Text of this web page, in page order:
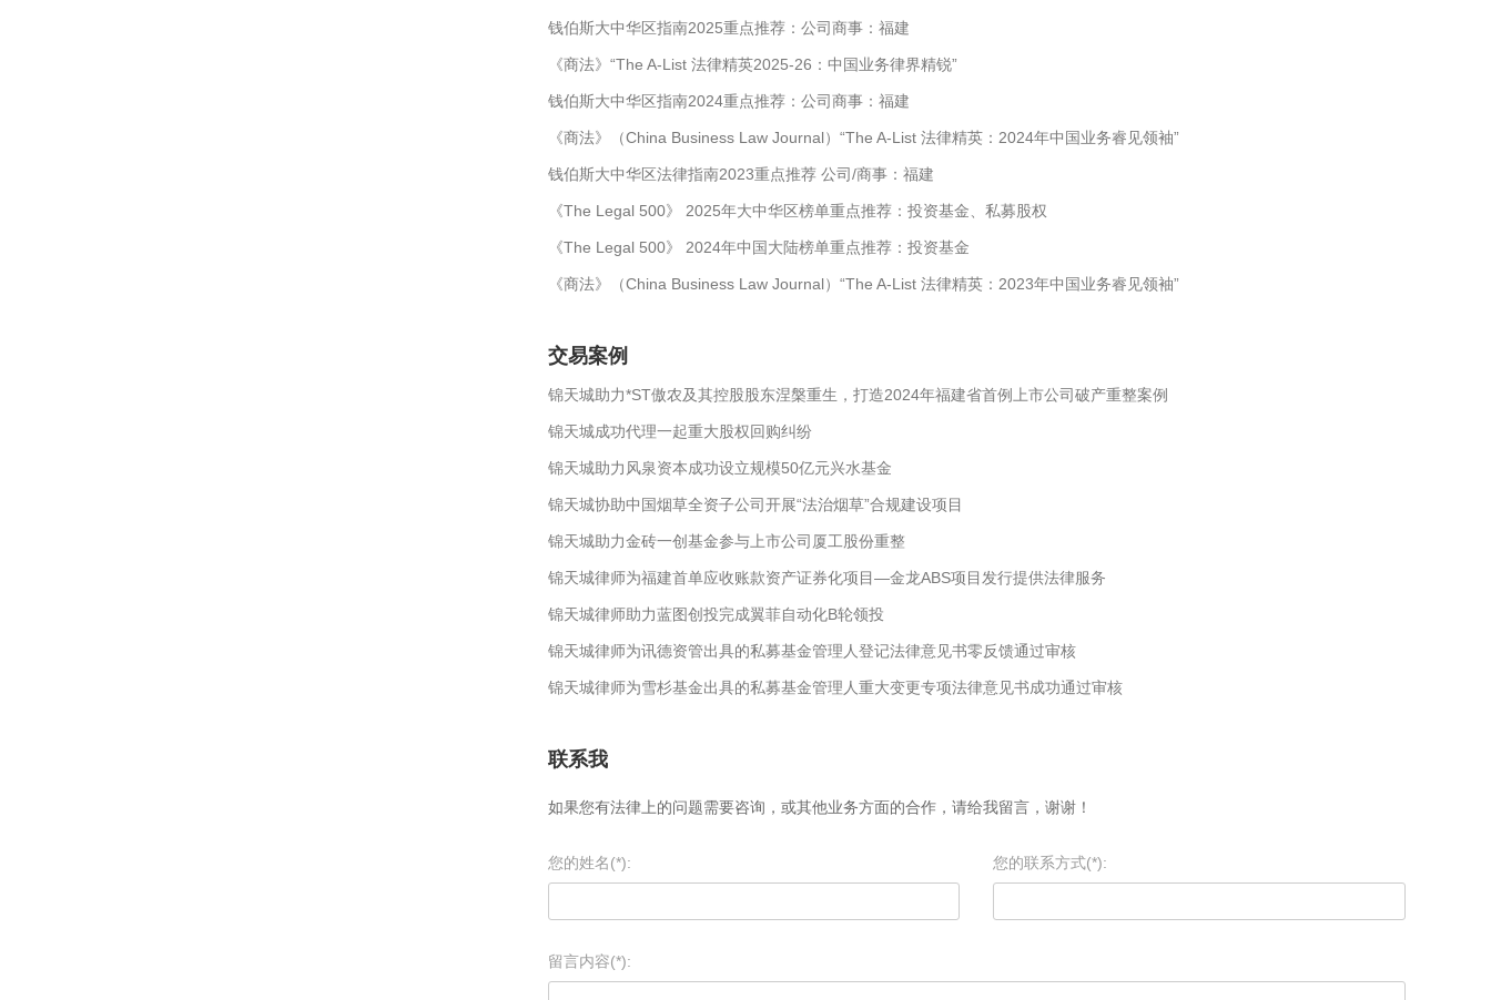
钱伯斯大中华区指南2025重点推荐：公司商事：福建
《商法》“The A-List 法律精英2025-26：中国业务律界精锐”
钱伯斯大中华区指南2024重点推荐：公司商事：福建
《商法》（China Business Law Journal）“The A-List 法律精英：2024年中国业务睿见领袖”
钱伯斯大中华区法律指南2023重点推荐 公司/商事：福建
《The Legal 500》 2025年大中华区榜单重点推荐：投资基金、私募股权
《The Legal 500》 2024年中国大陆榜单重点推荐：投资基金
《商法》（China Business Law Journal）“The A-List 法律精英：2023年中国业务睿见领袖”
交易案例
锦天城助力*ST傲农及其控股股东涅槃重生，打造2024年福建省首例上市公司破产重整案例
锦天城成功代理一起重大股权回购纠纷
锦天城助力风泉资本成功设立规模50亿元兴水基金
锦天城协助中国烟草全资子公司开展“法治烟草”合规建设项目
锦天城助力金砖一创基金参与上市公司厦工股份重整
锦天城律师为福建首单应收账款资产证券化项目—金龙ABS项目发行提供法律服务
锦天城律师助力蓝图创投完成翼菲自动化B轮领投
锦天城律师为讯德资管出具的私募基金管理人登记法律意见书零反馈通过审核
锦天城律师为雪杉基金出具的私募基金管理人重大变更专项法律意见书成功通过审核
联系我
如果您有法律上的问题需要咨询，或其他业务方面的合作，请给我留言，谢谢！
您的姓名(*): 您的联系方式(*):
留言内容(*):